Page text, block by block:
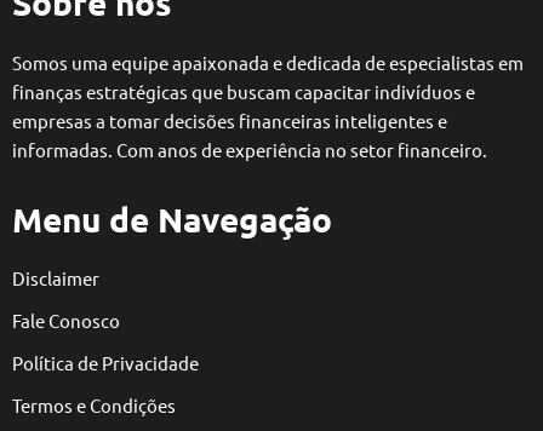
Somos uma equipe apaixonada e dedicada de especialistas em
finanças estratégicas que buscam capacitar indivíduos e
empresas a tomar decisões financeiras inteligentes e
informadas. Com anos de experiência no setor financeiro.
Menu de Navegação
Disclaimer
Fale Conosco
Política de Privacidade
Termos e Condições